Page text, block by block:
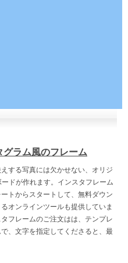
グラム風のフレーム
する写真には欠かせない、オリジ
ドが作れます。インスタフレーム
トからスタートして、無料ダウン
オンラインツールも提供していま
フレームのご注文はは、テンプレ
、文字を指定してくださると、最